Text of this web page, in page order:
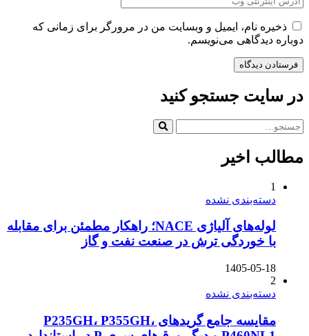
ذخیره نام، ایمیل و وبسایت من در مرورگر برای زمانی که
دوباره دیدگاهی می‌نویسم.
در سایت جستجو کنید
مطالب اخیر
1
دسته‌بندی نشده
لوله‌های آلیاژی NACE؛ راهکار مطمئن برای مقابله
با خوردگی ترش در صنعت نفت و گاز
1405-05-18
2
دسته‌بندی نشده
مقایسه جامع گریدهای P235GH، P355GH،